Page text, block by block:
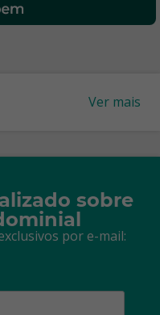
Ver mais
sobre
por e-mail: